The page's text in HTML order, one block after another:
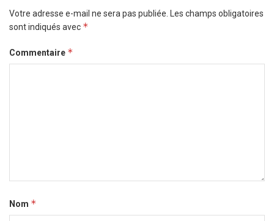
Votre adresse e-mail ne sera pas publiée. Les champs obligatoires
sont indiqués avec *
Commentaire *
Nom *